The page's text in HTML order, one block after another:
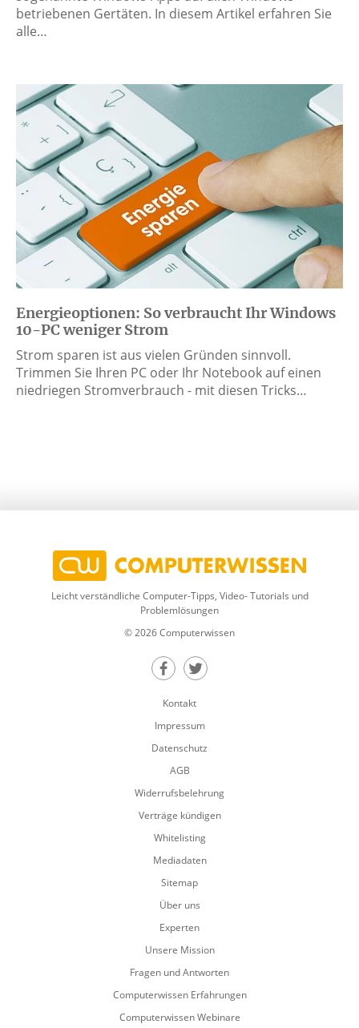
betriebenen Gertäten. In diesem Artikel erfahren Sie
alle…
Energieoptionen: So verbraucht Ihr Windows
10-PC weniger Strom
Strom sparen ist aus vielen Gründen sinnvoll.
Trimmen Sie Ihren PC oder Ihr Notebook auf einen
niedriegen Stromverbrauch - mit diesen Tricks…
Leicht verständliche Computer-Tipps, Video- Tutorials und
Problemlösungen
© 2026 Computerwissen
Teilen auf Facebook
Teilen auf Twitter
Kontakt
Impressum
Datenschutz
AGB
Widerrufsbelehrung
Verträge kündigen
Whitelisting
Mediadaten
Sitemap
Über uns
Experten
Unsere Mission
Fragen und Antworten
Computerwissen Erfahrungen
Computerwissen Webinare